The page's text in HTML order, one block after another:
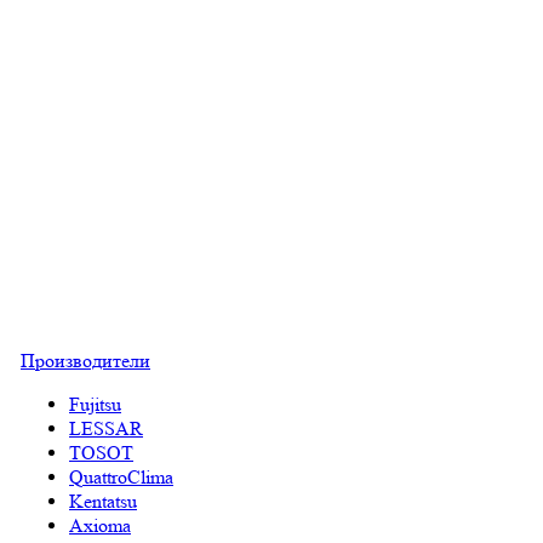
Производители
Fujitsu
LESSAR
TOSOT
QuattroClima
Kentatsu
Axioma